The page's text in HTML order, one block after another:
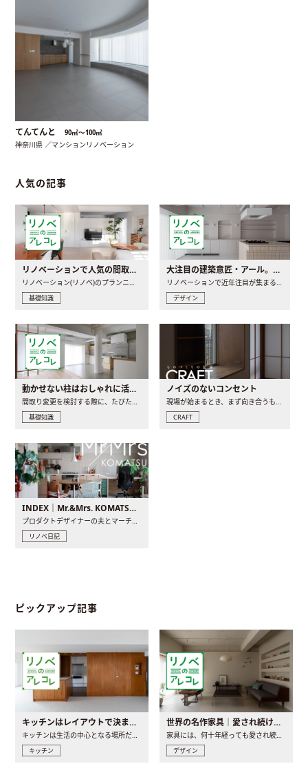
てんてんと 90㎡〜100㎡
神奈川県 ／マンションリノベーション
人気の記事
リノベーションで人気の間取りとは？トレンドの間取りと実例を徹底解説
リノベーション(リノベ)のプランニングで一番最初に決めるのは..
基礎知識
大注目の建築意匠・アール。人気の理由と空間に取り入れるポイント
リノベーションで近年注目が集まる建築意匠の一つであるアール..
デザイン
動かせない柱はおしゃれに活用！柱を魅せるリノベーション(リノベ)4選
間取り変更を検討する際に、たびたび皆さんの頭を悩ませる動か..
基礎知識
ノイズのないコンセント
現場が始まるとき、まず向き合うものの一つがコンセントです..
CRAFT
INDEX｜Mr.&Mrs. KOMATSU renovation diary
プロダクトデザイナーの夫とマーチャンダイザーの妻が、夫婦で..
リノベ日記
ピックアップ記事
キッチンはレイアウトで決まる。後悔しないための考え方と選び方
キッチン
世界の名作家具｜愛され続ける理由と一生モノとの出会い方
デザイン